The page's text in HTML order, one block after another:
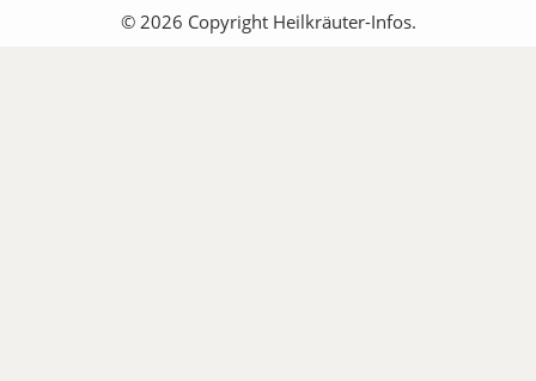
© 2026 Copyright Heilkräuter-Infos.